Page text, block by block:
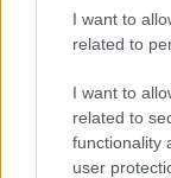
I want to
related to
I want to
related to
functionality
user
igazgató,
alakja,